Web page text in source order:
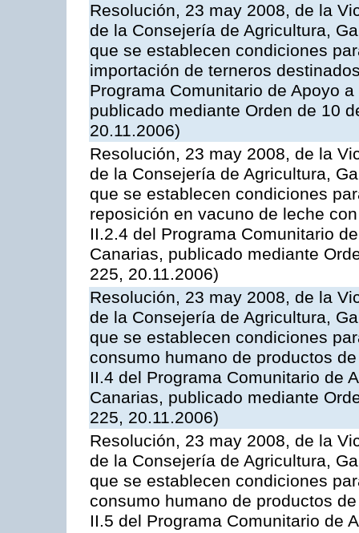
Resolución, 23 may 2008, de la
de la Consejería de Agricultura,
que se establecen condiciones
importación de terneros
Programa Comunitario de Apoyo
publicado mediante Orden de 10
20.11.2006)
Resolución, 23 may 2008, de la
de la Consejería de Agricultura,
que se establecen condiciones
reposición en vacuno de leche
II.2.4 del Programa Comunitario
Canarias, publicado mediante
225, 20.11.2006)
Resolución, 23 may 2008, de la
de la Consejería de Agricultura,
que se establecen condiciones
consumo humano de productos
II.4 del Programa Comunitario de
Canarias, publicado mediante
225, 20.11.2006)
Resolución, 23 may 2008, de la
de la Consejería de Agricultura,
que se establecen condiciones
consumo humano de productos
II.5 del Programa Comunitario de